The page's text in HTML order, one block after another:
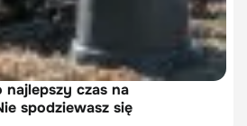
najlepszy czas na
spodziewasz się